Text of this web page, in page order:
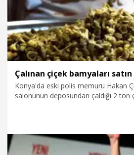
Konya'da eski polis memuru Hakan
salonunun deposundan çaldığı 2 ton